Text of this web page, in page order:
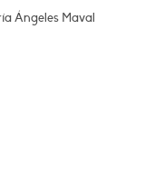
Ángeles Maval